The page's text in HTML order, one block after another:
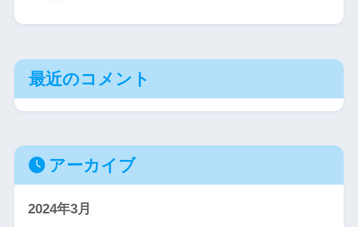
最近のコメント
アーカイブ
2024年3月